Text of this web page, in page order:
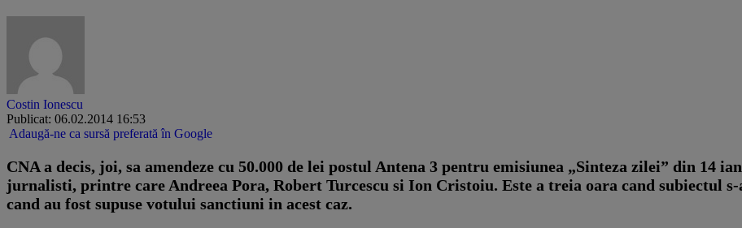
Costin Ionescu
Publicat: 06.02.2014 16:53
Adaugă-ne ca sursă preferată în Google
CNA a decis, joi, sa amendeze cu 50.000 de lei postul Antena 3 pentru emisiunea „Sinteza zilei” din 14
jurnalisti, printre care Andreea Pora, Robert Turcescu si Ion Cristoiu. Este a treia oara cand subiectul
cand au fost supuse votului sanctiuni in acest caz.